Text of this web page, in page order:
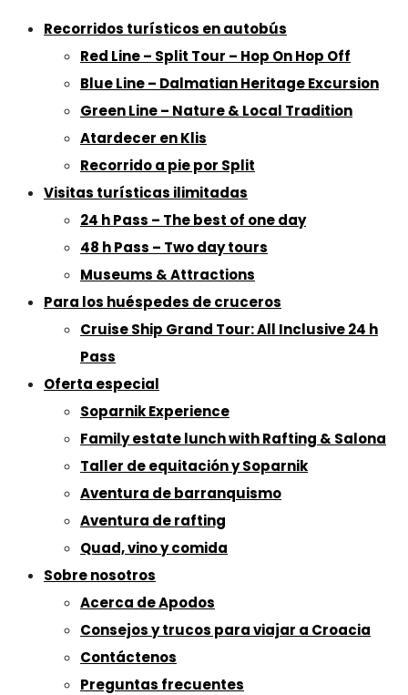
Recorridos turísticos en autobús
Red Line – Split Tour – Hop On Hop Off
Blue Line – Dalmatian Heritage Excursion
Green Line – Nature & Local Tradition
Atardecer en Klis
Recorrido a pie por Split
Visitas turísticas ilimitadas
24 h Pass – The best of one day
48 h Pass – Two day tours
Museums & Attractions
Para los huéspedes de cruceros
Cruise Ship Grand Tour: All Inclusive 24 h
Pass
Oferta especial
Soparnik Experience
Family estate lunch with Rafting & Salona
Taller de equitación y Soparnik
Aventura de barranquismo
Aventura de rafting
Quad, vino y comida
Sobre nosotros
Acerca de Apodos
Consejos y trucos para viajar a Croacia
Contáctenos
Preguntas frecuentes